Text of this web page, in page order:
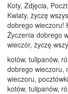
Koty, Zdjęcia,
Kwiaty, życzę
dobrego wieczoru!
Życzenia dobrego
wieczór, życzę
kotów, tulipanów,
dobrego wieczoru,
wieczoru,
kotów, tulipanów,